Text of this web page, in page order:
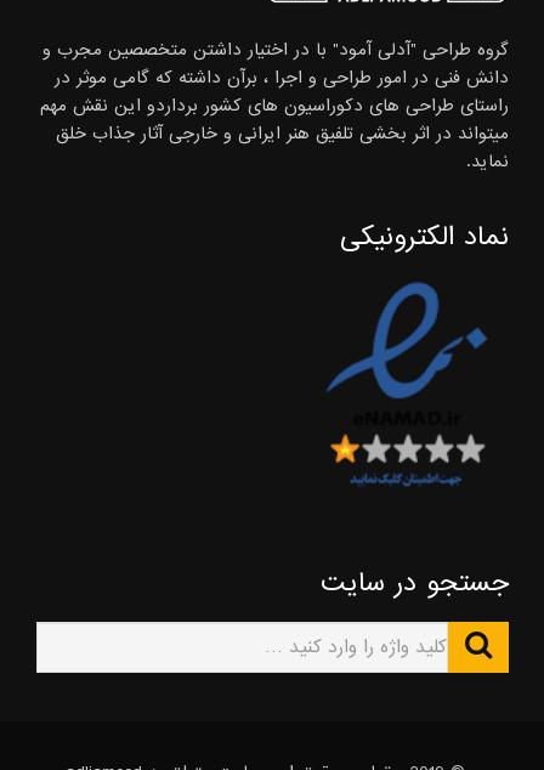
گروه طراحی "آدلی آمود" با در اختیار داشتن متخصصین مجرب و
دانش فنی در امور طراحی و اجرا ، برآن داشته که گامی موثر در
راستای طراحی های دکوراسیون های کشور برداردو این نقش مهم
میتواند در اثر بخشی تلفیق هنر ایرانی و خارجی آثار جذاب خلق
نماید.
نماد الکترونیکی
جستجو در سایت